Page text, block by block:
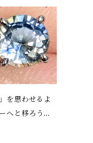
を思わせるよ
へと移ろう色